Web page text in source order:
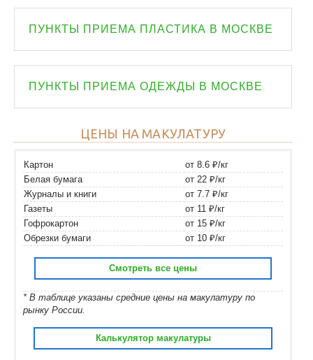
ПУНКТЫ ПРИЕМА ПЛАСТИКА В МОСКВЕ
ПУНКТЫ ПРИЕМА ОДЕЖДЫ В МОСКВЕ
ЦЕНЫ НА МАКУЛАТУРУ
Картон
от 8.6 ₽/кг
Белая бумага
от 22 ₽/кг
Журналы и книги
от 7.7 ₽/кг
Газеты
от 11 ₽/кг
Гофрокартон
от 15 ₽/кг
Обрезки бумаги
от 10 ₽/кг
Смотреть все цены
* В таблице указаны средние цены на макулатуру по
рынку России.
Калькулятор макулатуры